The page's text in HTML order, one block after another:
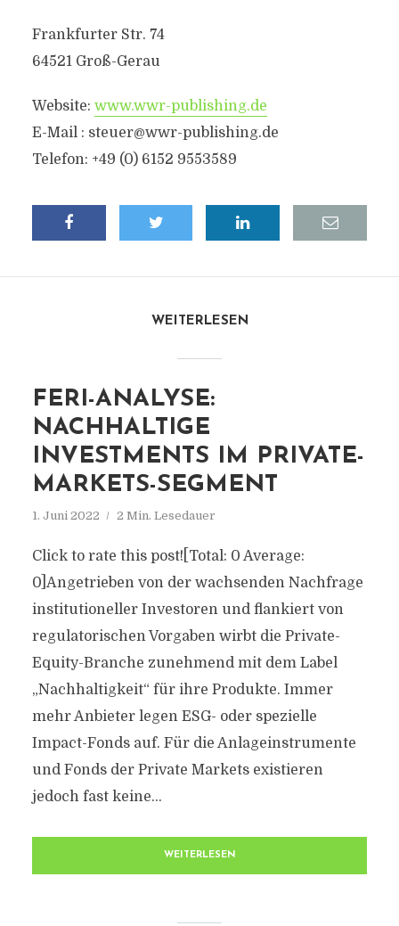
Frankfurter Str. 74
64521 Groß-Gerau
Website: www.wwr-publishing.de
E-Mail : steuer@wwr-publishing.de
Telefon: +49 (0) 6152 9553589
WEITERLESEN
FERI-ANALYSE:
NACHHALTIGE
INVESTMENTS IM PRIVATE-
MARKETS-SEGMENT
1. Juni 2022 2 Min. Lesedauer
Click to rate this post![Total: 0 Average:
0]Angetrieben von der wachsenden Nachfrage
institutioneller Investoren und flankiert von
regulatorischen Vorgaben wirbt die Private-
Equity-Branche zunehmend mit dem Label
„Nachhaltigkeit“ für ihre Produkte. Immer
mehr Anbieter legen ESG- oder spezielle
Impact-Fonds auf. Für die Anlageinstrumente
und Fonds der Private Markets existieren
jedoch fast keine...
WEITERLESEN